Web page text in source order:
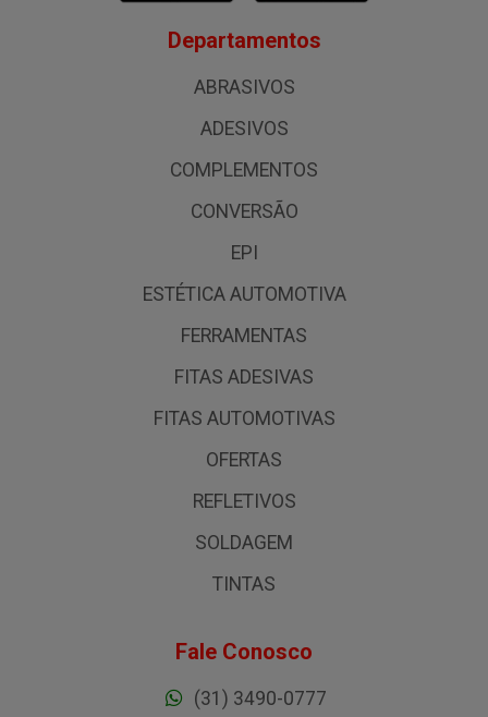
Departamentos
ABRASIVOS
ADESIVOS
COMPLEMENTOS
CONVERSÃO
EPI
ESTÉTICA AUTOMOTIVA
FERRAMENTAS
FITAS ADESIVAS
FITAS AUTOMOTIVAS
OFERTAS
REFLETIVOS
SOLDAGEM
TINTAS
Fale Conosco
(31) 3490-0777